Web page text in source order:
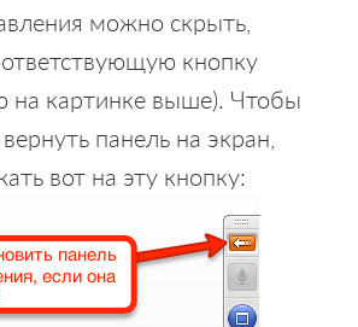
можно скрыть,
кнопку
на картинке выше). Чтобы
панель на экран,
вот на эту кнопку: